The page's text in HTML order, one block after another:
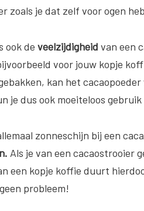
zoals je dat zelf voor ogen
ook de veelzijdigheid van een
voor jouw kopje
kan het
je dus ook moeiteloos
zonneschijn bij een
Als je van een cacaostrooier
een kopje koffie duurt
probleem!